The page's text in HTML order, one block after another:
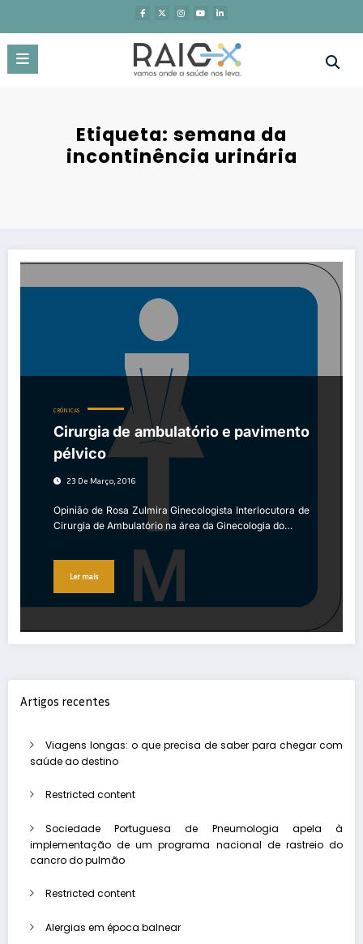
o
conteúdo
Etiqueta: semana da
incontinência urinária
CRÓNICAS
Cirurgia de ambulatório e pavimento
pélvico
23 De Março, 2016
Opinião de Rosa Zulmira Ginecologista Interlocutora de
Cirurgia de Ambulatório na área da Ginecologia do…
Ler mais
Artigos recentes
Viagens longas: o que precisa de saber para chegar com
saúde ao destino
Restricted content
Sociedade Portuguesa de Pneumologia apela à
implementação de um programa nacional de rastreio do
cancro do pulmão
Restricted content
Alergias em época balnear